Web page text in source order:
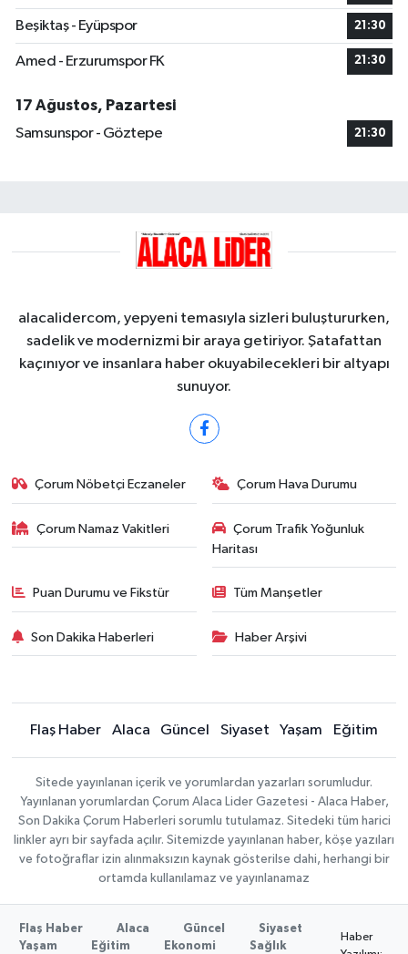
Beşiktaş - Eyüpspor 21:30
Amed - Erzurumspor FK 21:30
17 Ağustos, Pazartesi
Samsunspor - Göztepe
21:30
alacalidercom, yepyeni temasıyla sizleri buluştururken,
sadelik ve modernizmi bir araya getiriyor. Şatafattan
kaçınıyor ve insanlara haber okuyabilecekleri bir altyapı
sunuyor.
Çorum Nöbetçi Eczaneler Çorum Hava Durumu
Çorum Namaz Vakitleri
Çorum Trafik Yoğunluk
Haritası
Puan Durumu ve Fikstür Tüm Manşetler
Son Dakika Haberleri Haber Arşivi
Flaş Haber Alaca Güncel Siyaset Yaşam Eğitim
Sitede yayınlanan içerik ve yorumlardan yazarları sorumludur.
Yayınlanan yorumlardan Çorum Alaca Lider Gazetesi - Alaca Haber,
Son Dakika Çorum Haberleri sorumlu tutulamaz. Sitedeki tüm harici
linkler ayrı bir sayfada açılır. Sitemizde yayınlanan haber, köşe yazıları
ve fotoğraflar izin alınmaksızın kaynak gösterilse dahi, herhangi bir
ortamda kullanılamaz ve yayınlanamaz
Flaş Haber Alaca Güncel
Siyaset
Yaşam
Eğitim Ekonomi Sağlık
Haber